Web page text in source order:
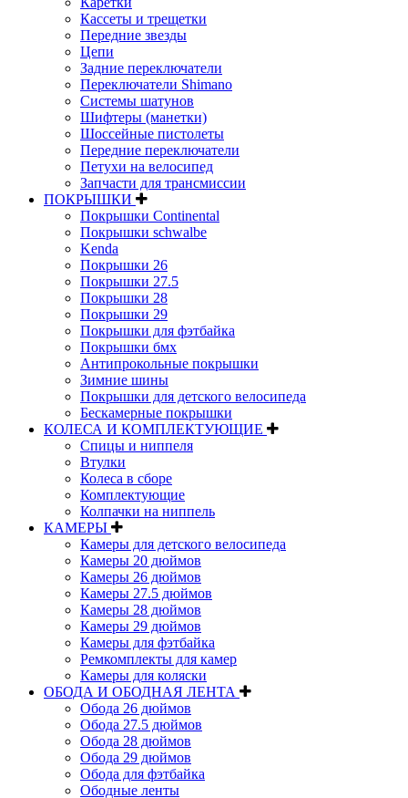
Кассеты и трещетки
Передние звезды
Цепи
Задние переключатели
Переключатели Shimano
Системы шатунов
Шифтеры (манетки)
Шоссейные пистолеты
Передние переключатели
Петухи на велосипед
Запчасти для трансмиссии
ПОКРЫШКИ
Покрышки Continental
Покрышки schwalbe
Kenda
Покрышки 26
Покрышки 27.5
Покрышки 28
Покрышки 29
Покрышки для фэтбайка
Покрышки бмх
Антипрокольные покрышки
Зимние шины
Покрышки для детского велосипеда
Бескамерные покрышки
КОЛЕСА И КОМПЛЕКТУЮЩИЕ
Спицы и ниппеля
Втулки
Колеса в сборе
Комплектующие
Колпачки на ниппель
КАМЕРЫ
Камеры для детского велосипеда
Камеры 20 дюймов
Камеры 26 дюймов
Камеры 27.5 дюймов
Камеры 28 дюймов
Камеры 29 дюймов
Камеры для фэтбайка
Ремкомплекты для камер
Камеры для коляски
ОБОДА И ОБОДНАЯ ЛЕНТА
Обода 26 дюймов
Обода 27.5 дюймов
Обода 28 дюймов
Обода 29 дюймов
Обода для фэтбайка
Ободные ленты